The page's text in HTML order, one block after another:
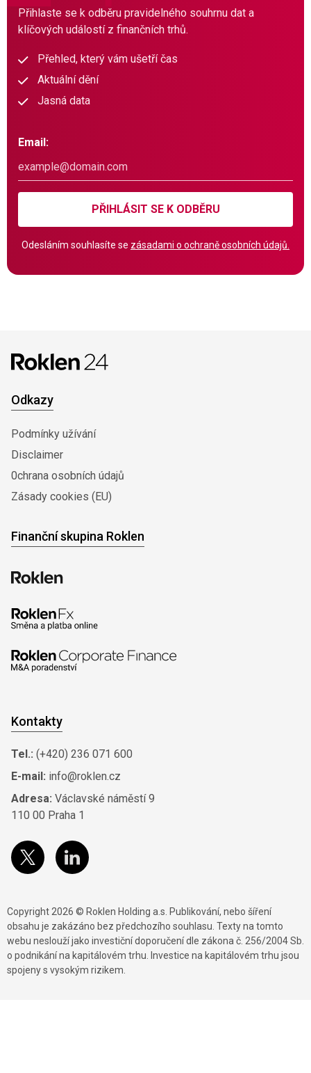
Přihlaste se k odběru pravidelného souhrnu dat a
klíčových událostí z finančních trhů.
Přehled, který vám ušetří čas
Aktuální dění
Jasná data
Email:
PŘIHLÁSIT SE K ODBĚRU
Odesláním souhlasíte se zásadami o ochraně osobních údajů.
Odkazy
Podmínky užívání
Disclaimer
0chrana osobních údajů
Zásady cookies (EU)
Finanční skupina Roklen
Kontakty
Tel.: (+420) 236 071 600
E-mail: info@roklen.cz
Adresa: Václavské náměstí 9
110 00 Praha 1
Copyright 2026 © Roklen Holding a.s. Publikování, nebo šíření
obsahu je zakázáno bez předchozího souhlasu. Texty na tomto
webu neslouží jako investiční doporučení dle zákona č. 256/2004 Sb.
o podnikání na kapitálovém trhu. Investice na kapitálovém trhu jsou
spojeny s vysokým rizikem.